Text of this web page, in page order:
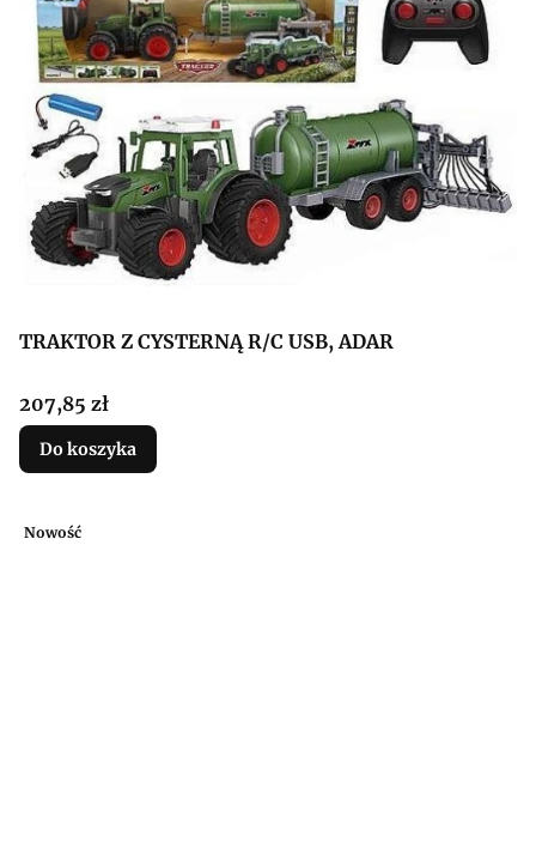
TRAKTOR Z CYSTERNĄ R/C USB, ADAR
Cena
207,85 zł
Do koszyka
Nowość